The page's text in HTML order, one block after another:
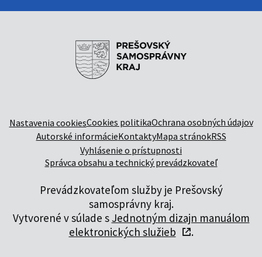
Nastavenia cookiesCookies politikaOchrana osobných údajov
Autorské informácieKontaktyMapa stránokRSS
Vyhlásenie o prístupnosti
Správca obsahu a technický prevádzkovateľ
Prevádzkovateľom služby je Prešovský
samosprávny kraj.
Vytvorené v súlade s Jednotným dizajn manuálom
elektronických služieb
.